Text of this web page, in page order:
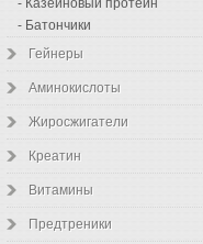
- Казеиновый протеин
- Батончики
Гейнеры
Аминокислоты
Жиросжигатели
Креатин
Витамины
Предтреники